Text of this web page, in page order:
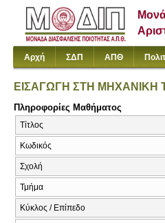
Αρχή ΣΔΠ ΑΠΘ
ΕΙΣΑΓΩΓΗ ΣΤΗ
Πληροφορίες Μαθήματος
Τίτλος
Κωδικός
Σχολή
Τμήμα
Κύκλος / Επίπεδο